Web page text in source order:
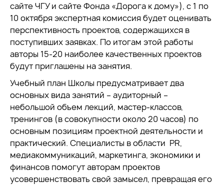
сайте ЧГУ и сайте Фонда «Дорога к дому»), с 1 по
10 октября экспертная комиссия будет оценивать
перспективность проектов, содержащихся в
поступивших заявках. По итогам этой работы
авторы 15-20 наиболее качественных проектов
будут приглашены на занятия.
Учебный план Школы предусматривает два
основных вида занятий – аудиторный –
небольшой объем лекций, мастер-классов,
тренингов (в совокупности около 20 часов) по
основным позициям проектной деятельности и
практический. Специалисты в области PR,
медиакоммуникаций, маркетинга, экономики и
финансов помогут авторам проектов
усовершенствовать свой замысел, превращая его